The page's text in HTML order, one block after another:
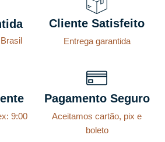
Cliente Satisfeito
Entrega garantida
9:00
Pagamento Seguro
Aceitamos cartão, pix e
boleto